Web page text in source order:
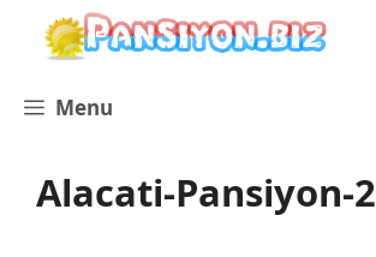
İçeriğe
Menu
Alacati-Pansiyon-2